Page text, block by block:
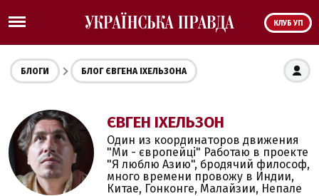
КЛУБ УП
БЛОГИ БЛОГ ЄВГЕНА ІХЕЛЬЗОНА
ЄВГЕН ІХЕЛЬЗОН
Один из координаторов движения
"Ми - європейці" Работаю в проекте
"Я люблю Азию", бродячий философ,
много времени провожу в Индии,
Китае, Гонконге, Малайзии, Непале